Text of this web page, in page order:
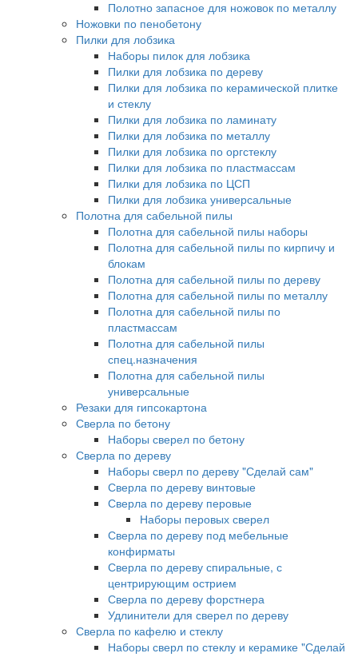
Полотно запасное для ножовок по металлу
Ножовки по пенобетону
Пилки для лобзика
Наборы пилок для лобзика
Пилки для лобзика по дереву
Пилки для лобзика по керамической плитке
и стеклу
Пилки для лобзика по ламинату
Пилки для лобзика по металлу
Пилки для лобзика по оргстеклу
Пилки для лобзика по пластмассам
Пилки для лобзика по ЦСП
Пилки для лобзика универсальные
Полотна для сабельной пилы
Полотна для сабельной пилы наборы
Полотна для сабельной пилы по кирпичу и
блокам
Полотна для сабельной пилы по дереву
Полотна для сабельной пилы по металлу
Полотна для сабельной пилы по
пластмассам
Полотна для сабельной пилы
спец.назначения
Полотна для сабельной пилы
универсальные
Резаки для гипсокартона
Сверла по бетону
Наборы сверел по бетону
Сверла по дереву
Наборы сверл по дереву "Сделай сам"
Сверла по дереву винтовые
Сверла по дереву перовые
Наборы перовых сверел
Сверла по дереву под мебельные
конфирматы
Сверла по дереву спиральные, с
центрирующим острием
Сверла по дереву форстнера
Удлинители для сверел по дереву
Сверла по кафелю и стеклу
Наборы сверл по стеклу и керамике "Сделай